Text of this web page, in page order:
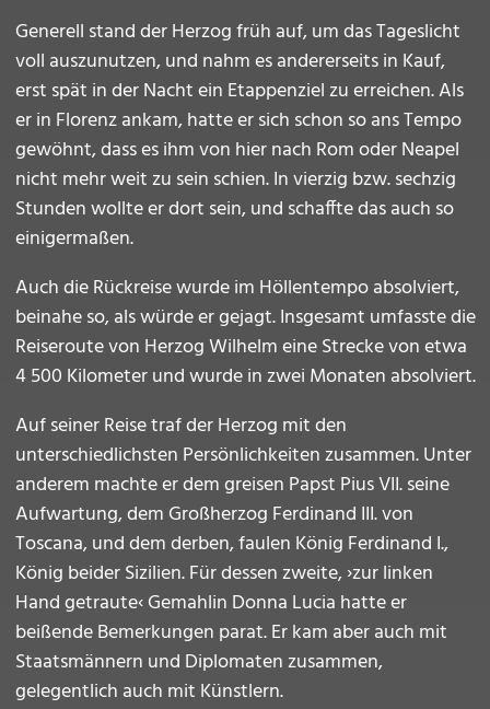
Generell stand der Herzog früh auf, um das Tageslicht
voll auszunutzen, und nahm es andererseits in Kauf,
erst spät in der Nacht ein Etappenziel zu erreichen. Als
er in Florenz ankam, hatte er sich schon so ans Tempo
gewöhnt, dass es ihm von hier nach Rom oder Neapel
nicht mehr weit zu sein schien. In vierzig bzw. sechzig
Stunden wollte er dort sein, und schaffte das auch so
einigermaßen.
Auch die Rückreise wurde im Höllentempo absolviert,
beinahe so, als würde er gejagt. Insgesamt umfasste die
Reiseroute von Herzog Wilhelm eine Strecke von etwa
4 500 Kilometer und wurde in zwei Monaten absolviert.
Auf seiner Reise traf der Herzog mit den
unterschiedlichsten Persönlichkeiten zusammen. Unter
anderem machte er dem greisen Papst Pius VII. seine
Aufwartung, dem Großherzog Ferdinand III. von
Toscana, und dem derben, faulen König Ferdinand I.,
König beider Sizilien. Für dessen zweite, ›zur linken
Hand getraute‹ Gemahlin Donna Lucia hatte er
beißende Bemerkungen parat. Er kam aber auch mit
Staatsmännern und Diplomaten zusammen,
gelegentlich auch mit Künstlern.